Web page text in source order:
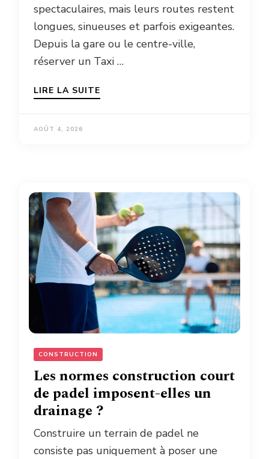
spectaculaires, mais leurs routes restent
longues, sinueuses et parfois exigeantes.
Depuis la gare ou le centre-ville,
réserver un Taxi …
LIRE LA SUITE
AOÛT 4, 2026
CONSTRUCTION
Les normes construction court
de padel imposent-elles un
drainage ?
Construire un terrain de padel ne
consiste pas uniquement à poser une